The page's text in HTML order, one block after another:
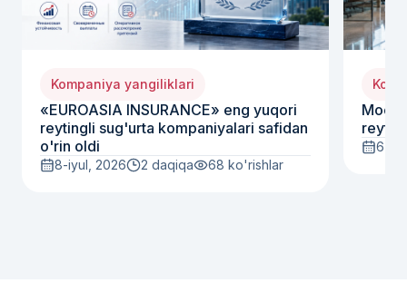
Kompaniya yangiliklari
«EUROASIA INSURANCE» eng yuqori
reytingli sug'urta kompaniyalari safidan
o'rin oldi
8-iyul, 2026 2 daqiqa 68 ko'rishlar
6-